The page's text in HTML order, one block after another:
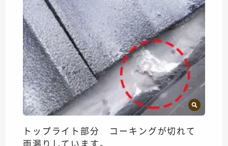
トップライト部分 コーキングが切れて
雨漏りしています。